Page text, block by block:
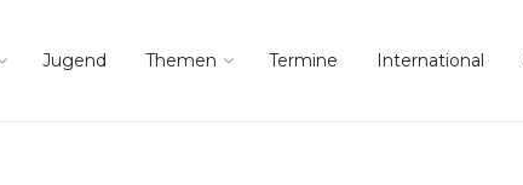
Jugend Themen Termine International